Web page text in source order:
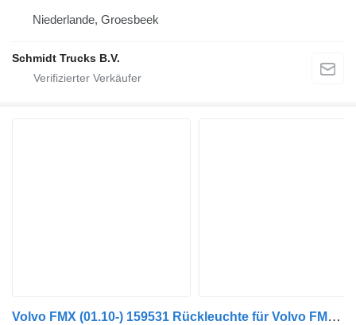
Niederlande, Groesbeek
Schmidt Trucks B.V.
Volvo FMX (01.10-) 159531 Rückleuchte für Volvo FM7-FM12, FM, FMX (1998-2014) Sattelzugmaschine